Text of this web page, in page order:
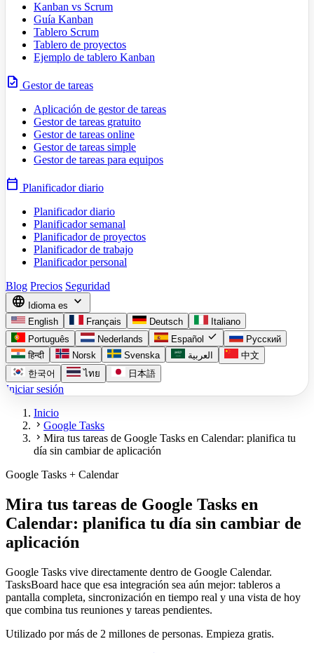
Kanban vs Scrum
Guía Kanban
Tablero Scrum
Tablero de proyectos
Ejemplo de tablero Kanban
task Gestor de tareas
Aplicación de gestor de tareas
Gestor de tareas gratuito
Gestor de tareas online
Gestor de tareas simple
Gestor de tareas para equipos
calendar_today Planificador diario
Planificador diario
Planificador semanal
Planificador de proyectos
Planificador de trabajo
Planificador personal
Blog Precios Seguridad
language Idioma es expand_more
English Français Deutsch
Italiano
Português
Nederlands Español check
Русский
हिन्दी
Norsk Svenska العربية
中文
한국어
ไทย 日本語
Iniciar sesión
Inicio
chevron_right Google Tasks
chevron_right Mira tus tareas de Google Tasks en Calendar: planifica tu
día sin cambiar de aplicación
Google Tasks + Calendar
Mira tus tareas de Google Tasks en
Calendar: planifica tu día sin cambiar de
aplicación
Google Tasks vive directamente dentro de Google Calendar.
TasksBoard hace que esa integración sea aún mejor: tableros a
pantalla completa, sincronización en tiempo real y una vista de hoy
que combina tus reuniones y tareas pendientes.
Utilizado por más de 2 millones de personas. Empieza gratis.